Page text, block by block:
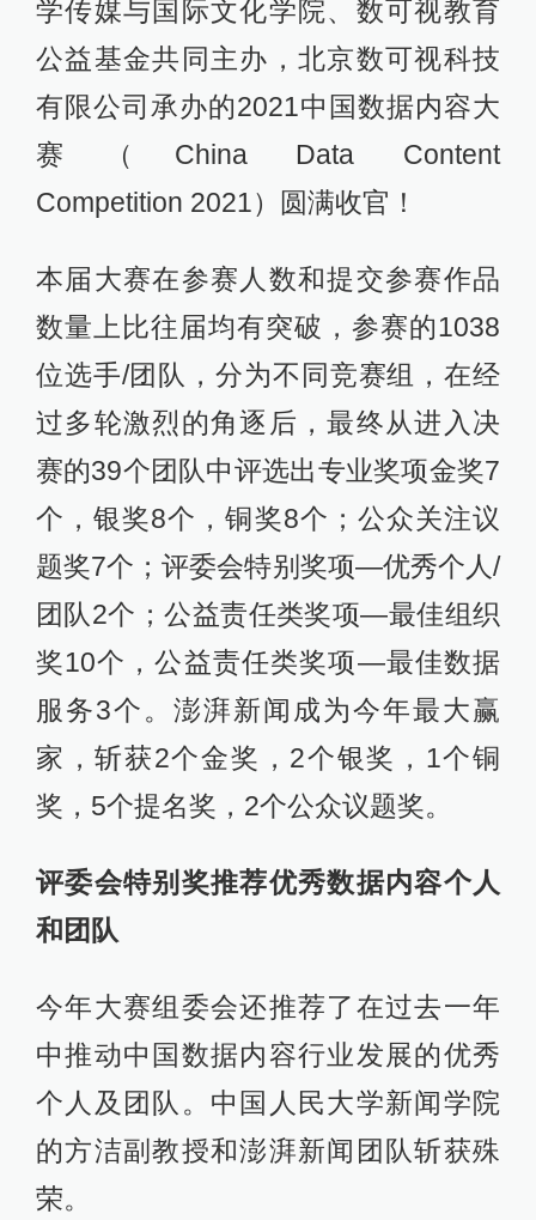
学传媒与国际文化学院、数可视教育
公益基金共同主办，北京数可视科技
有限公司承办的2021中国数据内容大
赛（China Data Content
Competition 2021）圆满收官！
本届大赛在参赛人数和提交参赛作品
数量上比往届均有突破，参赛的1038
位选手/团队，分为不同竞赛组，在经
过多轮激烈的角逐后，最终从进入决
赛的39个团队中评选出专业奖项金奖7
个，银奖8个，铜奖8个；公众关注议
题奖7个；评委会特别奖项—优秀个人/
团队2个；公益责任类奖项—最佳组织
奖10个，公益责任类奖项—最佳数据
服务3个。澎湃新闻成为今年最大赢
家，斩获2个金奖，2个银奖，1个铜
奖，5个提名奖，2个公众议题奖。
评委会特别奖推荐优秀数据内容个人
和团队
今年大赛组委会还推荐了在过去一年
中推动中国数据内容行业发展的优秀
个人及团队。中国人民大学新闻学院
的方洁副教授和澎湃新闻团队斩获殊
荣。